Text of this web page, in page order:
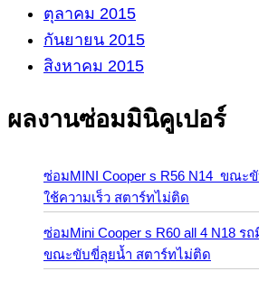
ตุลาคม 2015
กันยายน 2015
สิงหาคม 2015
ผลงานซ่อมมินิคูเปอร์
ซ่อมMINI Cooper s R56 N14 ขณะ
ใช้ความเร็ว สตาร์ทไม่ติด
ซ่อมMini Cooper s R60 all 4 N18 ร
ขณะขับขี่ลุยน้ำ สตาร์ทไม่ติด